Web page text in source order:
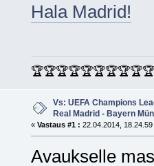
Hala Madrid!
Vs: UEFA Champions
Real Madrid - Bayern
« Vastaus #1 : 22.04.2014, 18.24.59
Avaukselle